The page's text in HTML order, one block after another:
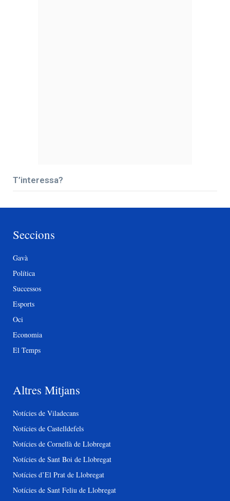
T’interessa?
Seccions
Gavà
Política
Successos
Esports
Oci
Economia
El Temps
Altres Mitjans
Notícies de Viladecans
Notícies de Castelldefels
Notícies de Cornellà de Llobregat
Notícies de Sant Boi de Llobregat
Notícies d’El Prat de Llobregat
Notícies de Sant Feliu de Llobregat